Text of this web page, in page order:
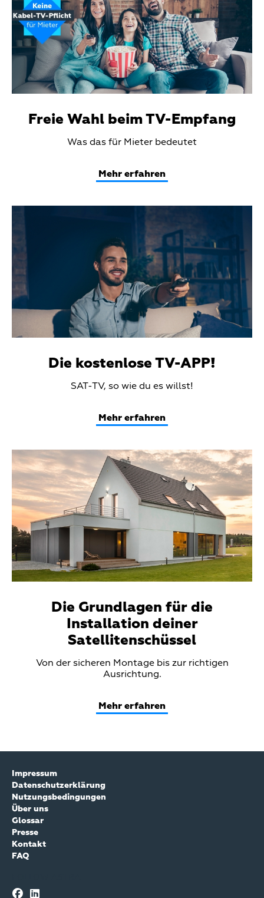
Freie Wahl beim TV-Empfang
Was das für Mieter bedeutet
Mehr erfahren
Die kostenlose TV-APP!
SAT-TV, so wie du es willst!
Mehr erfahren
Teaser
Media
Die Grundlagen für die
Installation deiner
Satellitenschüssel
TeaserVon der sicheren Montage bis zur richtigen
Ausrichtung.
Mehr erfahren
Impressum
Datenschutzerklärung
Nutzungsbedingungen
Über uns
Glossar
Presse
Kontakt
FAQ